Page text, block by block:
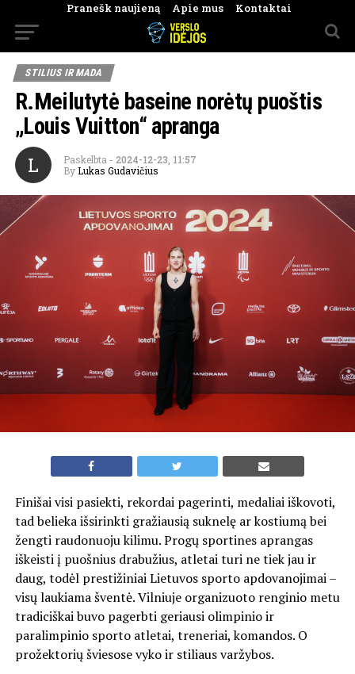
Pranešk naujieną Apie mus Kontaktai
STILIUS IR MADA
R.Meilutytė baseine norėtų puoštis
„Louis Vuitton“ apranga
L Paskelbta - 2024-12-23, 11:57
By Lukas Gudavičius
Finišai visi pasiekti, rekordai pagerinti, medaliai iškovoti,
tad belieka išsirinkti gražiausią suknelę ar kostiumą bei
žengti raudonuoju kilimu. Progų sportines aprangas
iškeisti į puošnius drabužius, atletai turi ne tiek jau ir
daug, todėl prestižiniai Lietuvos sporto apdovanojimai –
visų laukiama šventė. Vilniuje organizuoto renginio metu
tradiciškai buvo pagerbti geriausi olimpinio ir
paralimpinio sporto atletai, treneriai, komandos. O
prožektorių šviesose vyko ir stiliaus varžybos.